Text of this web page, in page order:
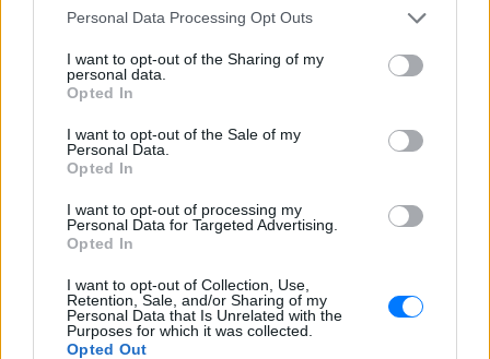
Personal Data Processing Opt Outs
I want to opt-out of the Sharing of my
personal data.
Opted In
I want to opt-out of the Sale of my
Personal Data.
Opted In
I want to opt-out of processing my
Personal Data for Targeted Advertising.
Opted In
I want to opt-out of Collection, Use,
Retention, Sale, and/or Sharing of my
Personal Data that Is Unrelated with the
Purposes for which it was collected.
Opted Out
και μάθετε πρώτοιτα πιο hot νέα
Για ακόμη περισσότερανέα, μπείτε στηνροή
ειδήσεωντου E-Daily.gr
Ακολουθήστε το E-Radio.gr και στο Instagram